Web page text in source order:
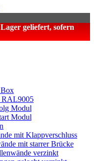
geliefert, sofern
RAL9005
Modul
Modul
mit Klappverschluss
mit starrer Brücke
verzinkt